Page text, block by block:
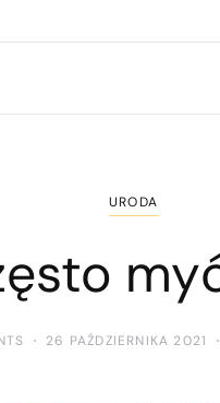
URODA
26 PAŹDZIERNIKA 2021